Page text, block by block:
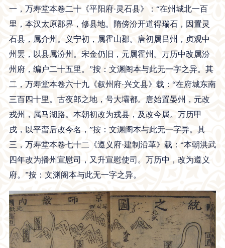
一，万寿堂本卷二十《平阳府·灵石县》：“在州城北一百
里，本汉太原郡界，修县地。隋傍汾开道得瑞石，因置灵
石县，属介州。义宁初，属霍山郡。唐初属吕州，贞观中
州罢，以县属汾州。宋金仍旧，元属霍州。万历中改属汾
州府，编户二十五里。”按：文渊阁本与此无一字之异。其
二，万寿堂本卷六十九《叙州府·兴文县》载：“在府城东南
三百四十里。古夜郎之地，号大壩都。唐始置晏州，元改
戎州，属马湖路。本朝初改为戎县，及改今属。万历甲
戌，以平蛮后改今名，”按：文渊阁本与此无一字异。其
三，万寿堂本卷七十二《遵义府·建制沿革》载：“本朝洪武
四年改为播州宣慰司，又升宣慰使司。万历中，改为遵义
府。”按：文渊阁本与此无一字之异。